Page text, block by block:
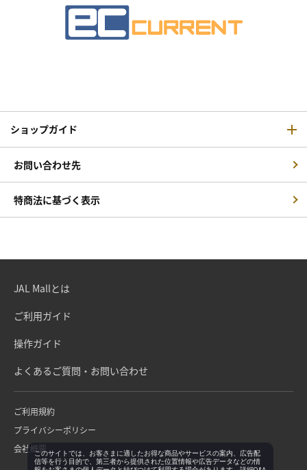
ショップガイド
お問い合わせ先
特商法に基づく表示
JAL Mallとは
ご利用ガイド
操作ガイド
よくあるご質問・お問い合わせ
ご利用規約
プライバシーポリシー
会社概要このサイトでは、お客さまに適したお得な商品やサービスの案内、広告配
信等を行う目的で、第三者から提供された位置情報や広告データなどの情